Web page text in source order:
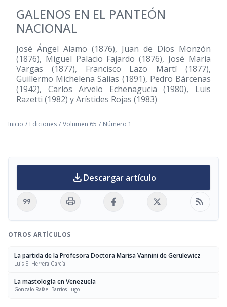
GALENOS EN EL PANTEÓN
NACIONAL
José Ángel Alamo (1876), Juan de Dios Monzón
(1876), Miguel Palacio Fajardo (1876), José María
Vargas (1877), Francisco Lazo Martí (1877),
Guillermo Michelena Salias (1891), Pedro Bárcenas
(1942), Carlos Arvelo Echenagucia (1980), Luis
Razetti (1982) y Arístides Rojas (1983)
Inicio / Ediciones / Volumen 65 / Número 1
download Descargar artículo
format_quote print rss_feed
OTROS ARTÍCULOS
La partida de la Profesora Doctora Marisa Vannini de Gerulewicz
Luis E. Herrera García
La mastología en Venezuela
Gonzalo Rafael Barrios Lugo